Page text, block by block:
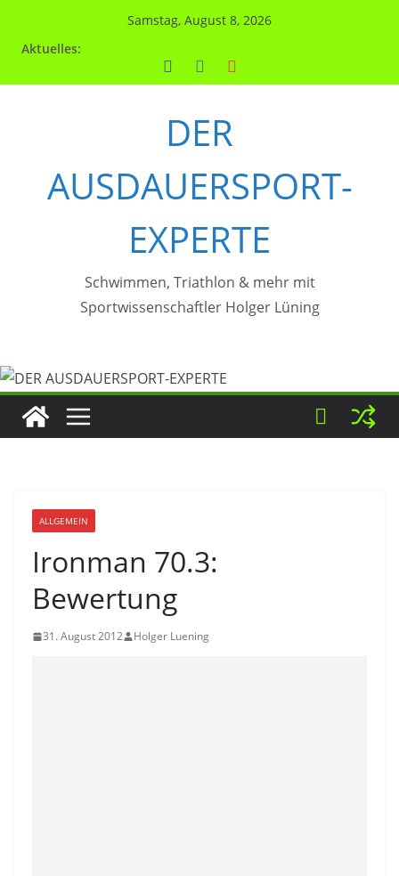
Samstag, August 8, 2026
Aktuelles:
DER
AUSDAUERSPORT-
EXPERTE
Schwimmen, Triathlon & mehr mit
Sportwissenschaftler Holger Lüning
ALLGEMEIN
Ironman 70.3:
Bewertung
31. August 2012 Holger Luening